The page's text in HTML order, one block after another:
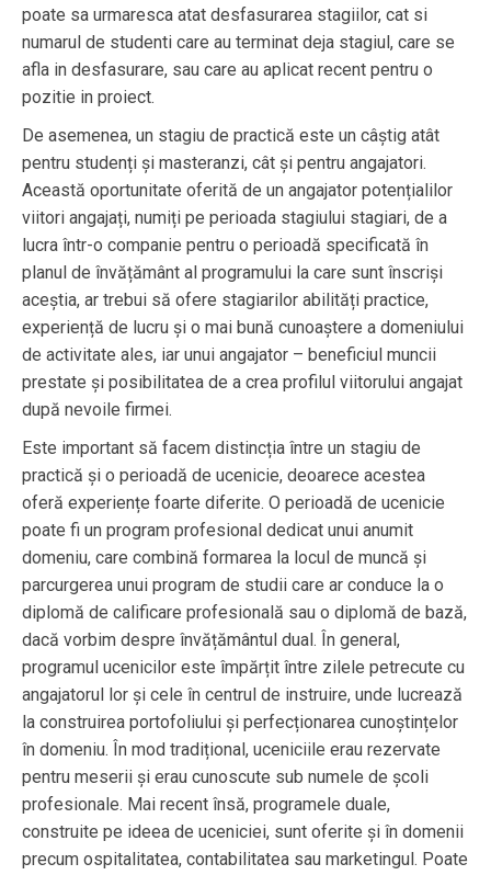
poate sa urmaresca atat desfasurarea stagiilor, cat si
numarul de studenti care au terminat deja stagiul, care se
afla in desfasurare, sau care au aplicat recent pentru o
pozitie in proiect.
De asemenea, un stagiu de practică este un câștig atât
pentru studenți și masteranzi, cât și pentru angajatori.
Această oportunitate oferită de un angajator potențialilor
viitori angajați, numiți pe perioada stagiului stagiari, de a
lucra într-o companie pentru o perioadă specificată în
planul de învățământ al programului la care sunt înscriși
aceștia, ar trebui să ofere stagiarilor abilități practice,
experiență de lucru și o mai bună cunoaștere a domeniului
de activitate ales, iar unui angajator – beneficiul muncii
prestate și posibilitatea de a crea profilul viitorului angajat
după nevoile firmei.
Este important să facem distincția între un stagiu de
practică și o perioadă de ucenicie, deoarece acestea
oferă experiențe foarte diferite. O perioadă de ucenicie
poate fi un program profesional dedicat unui anumit
domeniu, care combină formarea la locul de muncă și
parcurgerea unui program de studii care ar conduce la o
diplomă de calificare profesională sau o diplomă de bază,
dacă vorbim despre învățământul dual. În general,
programul ucenicilor este împărțit între zilele petrecute cu
angajatorul lor și cele în centrul de instruire, unde lucrează
la construirea portofoliului și perfecționarea cunoștințelor
în domeniu. În mod tradițional, uceniciile erau rezervate
pentru meserii și erau cunoscute sub numele de școli
profesionale. Mai recent însă, programele duale,
construite pe ideea de uceniciei, sunt oferite și în domenii
precum ospitalitatea, contabilitatea sau marketingul. Poate